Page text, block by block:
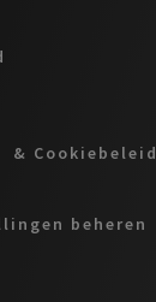
& Cookiebeleid
beheren